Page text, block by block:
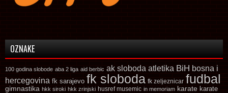
OZNAKE
100 godina slobode aba 2 liga aid berbic ak sloboda atletika BiH bosna i
hercegovina fk sarajevo fk sloboda fk zeljeznicar fudbal
gimnastika hkk siroki hkk zrinjski husref musemic in memoriam karate karate